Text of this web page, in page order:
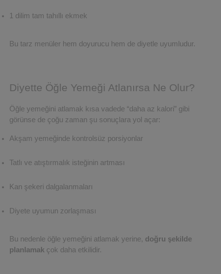
1 dilim tam tahıllı ekmek
Bu tarz menüler hem doyurucu hem de diyetle uyumludur.
Diyette Öğle Yemeği Atlanırsa Ne Olur?
Öğle yemeğini atlamak kısa vadede “daha az kalori” gibi
görünse de çoğu zaman şu sonuçlara yol açar:
Akşam yemeğinde kontrolsüz porsiyonlar
Tatlı ve atıştırmalık isteğinin artması
Kan şekeri dalgalanmaları
Diyete uyumun zorlaşması
Bu nedenle öğle yemeğini atlamak yerine, doğru şekilde
planlamak çok daha etkilidir.